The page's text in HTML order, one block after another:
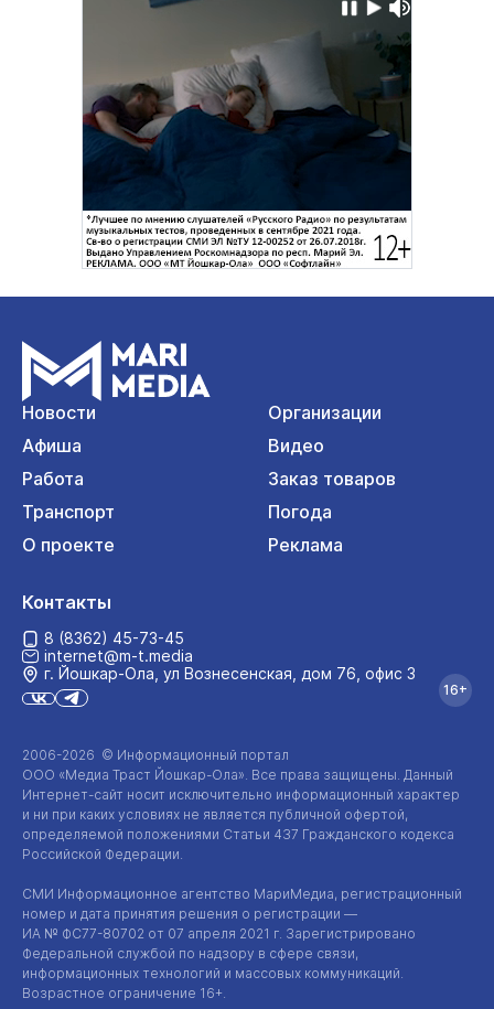
Новости
Организации
Афиша
Видео
Работа
Заказ товаров
Транспорт
Погода
О проекте
Реклама
2006-2026 © Информационный портал
ООО «Медиа Траст Йошкар-Ола». Все права защищены. Данный
Интернет-сайт носит исключительно информационный характер
и ни при каких условиях не является публичной офертой,
определяемой положениями Статьи 437 Гражданского кодекса
Российской Федерации.
СМИ Информационное агентство МариМедиа, регистрационный
номер и дата принятия решения о регистрации —
ИА № ФС77-80702 от 07 апреля 2021 г. Зарегистрировано
Федеральной службой по надзору в сфере связи,
информационных технологий и массовых коммуникаций.
Возрастное ограничение 16+.
Контакты
8 (8362) 45-73-45
internet@m-t.media
г. Йошкар‑Ола, ул Вознесенская, дом 76, офис 3
16+